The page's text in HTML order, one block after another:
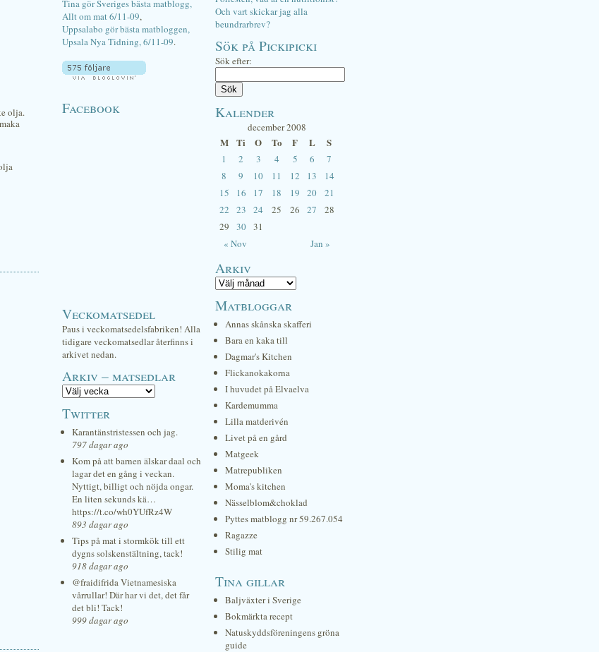
olja.
Tina gör Sveriges bästa matblogg,
Allt om mat 6/11-09,
Uppsalabo gör bästa matbloggen,
Upsala Nya Tidning, 6/11-09.
Facebook
Veckomatsedel
Paus i veckomatsedelsfabriken! Alla
tidigare veckomatsedlar återfinns i
arkivet nedan.
Arkiv – matsedlar
Twitter
Karantänstristessen och jag.
797 dagar ago
Kom på att barnen älskar daal och
lagar det en gång i veckan.
Nyttigt, billigt och nöjda ongar.
En liten sekunds kä…
https://t.co/wh0YUfRz4W
893 dagar ago
Tips på mat i stormkök till ett
dygns solskenstältning, tack!
918 dagar ago
@fraidifrida Vietnamesiska
vårrullar! Där har vi det, det får
det bli! Tack!
999 dagar ago
Och vart skickar jag alla
beundrarbrev?
Sök på Pickipicki
Sök efter:
Kalender
december 2008
M Ti O To F L S
« Nov Jan »
1 2 3 4 5 6
7
8
9 10 11 12 13
14
15
16 17 18 19 20
21
22
23 24 25 26 27
28
29
30 31
Arkiv
Matbloggar
Annas skånska skafferi
Bara en kaka till
Dagmar's Kitchen
Flickanokakorna
I huvudet på Elvaelva
Kardemumma
Lilla matderivén
Livet på en gård
Matgeek
Matrepubliken
Moma's kitchen
Nässelblom&choklad
Pyttes matblogg nr 59.267.054
Ragazze
Stilig mat
Tina gillar
Baljväxter i Sverige
Bokmärkta recept
Natuskyddsföreningens gröna
guide